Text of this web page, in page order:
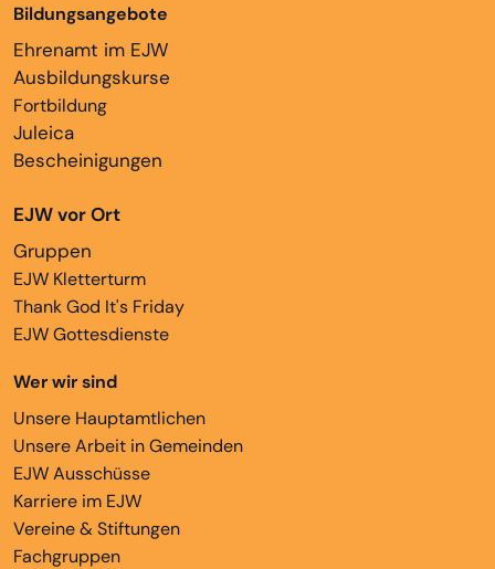
Bildungsangebote
Ehrenamt im EJW
Ausbildungskurse
Fortbildung
Juleica
Bescheinigungen
EJW vor Ort
Gruppen
EJW Kletterturm
Thank God It's Friday
EJW Gottesdienste
Wer wir sind
Unsere Hauptamtlichen
Unsere Arbeit in Gemeinden
EJW Ausschüsse
Karriere im EJW
Vereine & Stiftungen
Fachgruppen